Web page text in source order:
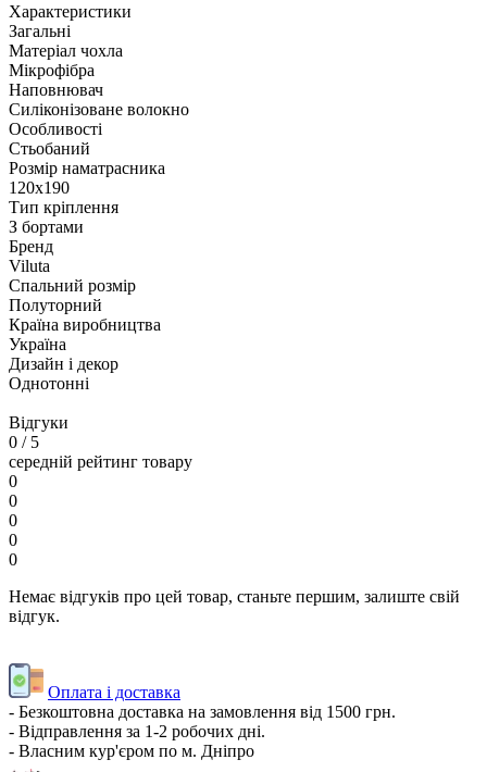
Характеристики
Загальні
Матеріал чохла
Мікрофібра
Наповнювач
Силіконізоване волокно
Особливості
Стьобаний
Розмір наматрасника
120х190
Тип кріплення
З бортами
Бренд
Viluta
Спальний розмір
Полуторний
Країна виробництва
Україна
Дизайн і декор
Однотонні
Відгуки
0 / 5
середній рейтинг товару
0
0
0
0
0
Немає відгуків про цей товар, станьте першим, залиште свій
відгук.
Оплата і доставка
- Безкоштовна доставка на замовлення від 1500 грн.
- Відправлення за 1-2 робочих дні.
- Власним кур'єром по м. Дніпро